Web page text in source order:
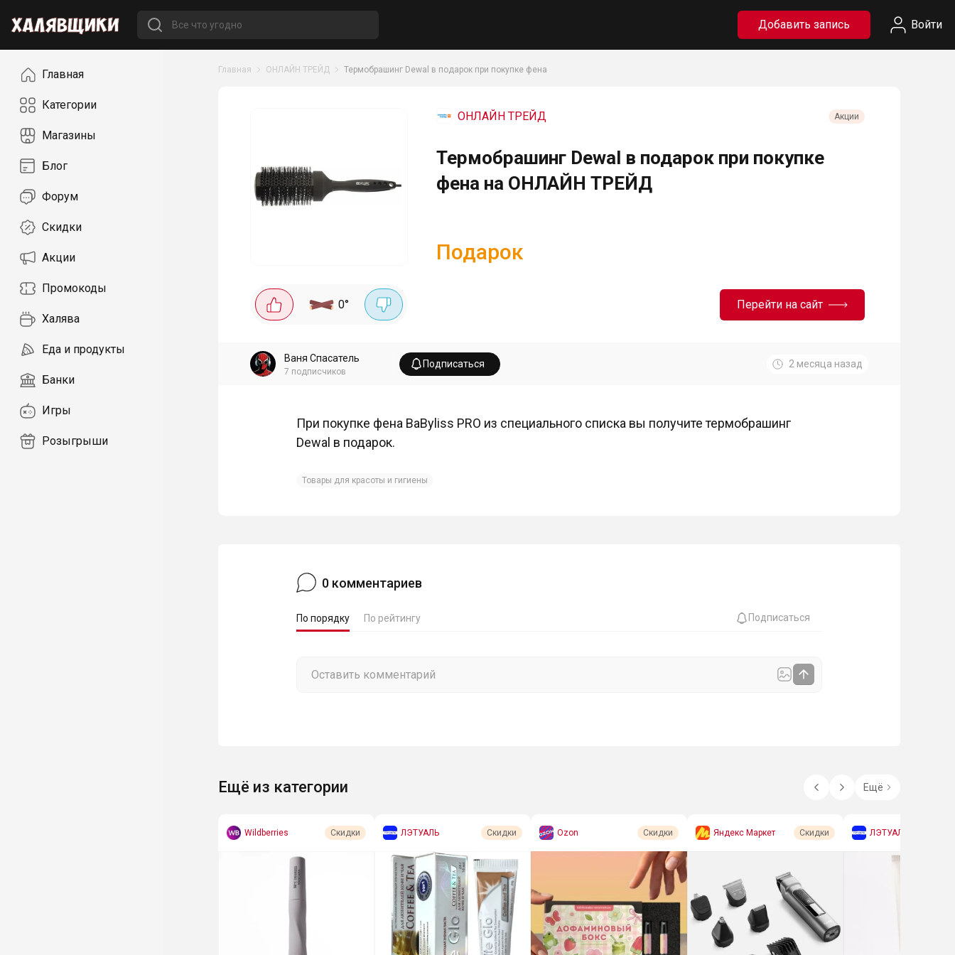
Добавить запись Войти
НавигацияГлавная
Категории
Магазины
Блог
Форум
Скидки
Акции
Промокоды
Халява
Еда и продукты
Банки
Игры
Розыгрыши
Главная ОНЛАЙН ТРЕЙД Термобрашинг Dewal в подарок при покупке фена
ОНЛАЙН ТРЕЙД Акции
Термобрашинг Dewal в подарок при покупке
фена на ОНЛАЙН ТРЕЙД
Подарок
0° Перейти на сайт
Ваня Спасатель
7 подписчиков
Подписаться 2 месяца назад
При покупке фена BaByliss PRO из специального списка вы получите термобрашинг
Dewal в подарок.
Товары для красоты и гигиены
0 комментариев
По порядку По рейтингу Подписаться
Ещё из категории Ещё
Wildberries Скидки ЛЭТУАЛЬ Скидки Ozon Скидки Яндекс Маркет Скидки ЛЭТУАЛЬ